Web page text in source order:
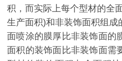
积，而实际上每个型材的全
生产面积)和非装饰面积组成
面喷涂的膜厚比非装饰面的
面积的装饰面比非装饰面需